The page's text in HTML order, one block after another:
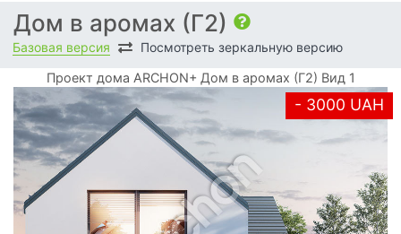
Дом в аромах (Г2)
Базовая версия Посмотреть зеркальную версию
Проект дома ARCHON+ Дом в аромах (Г2) Вид 1
- 3000 UAH